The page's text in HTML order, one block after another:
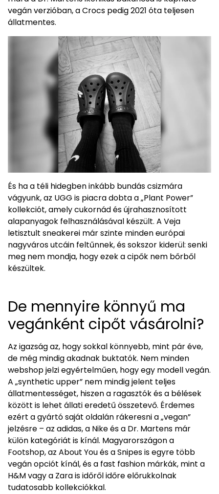
vegán verzióban, a Crocs pedig 2021 óta teljesen
állatmentes.
És ha a téli hidegben inkább bundás csizmára
vágyunk, az UGG is piacra dobta a „Plant Power”
kollekciót, amely cukornád és újrahasznosított
alapanyagok felhasználásával készült. A Veja
letisztult sneakerei már szinte minden európai
nagyváros utcáin feltűnnek, és sokszor kiderül: senki
meg nem mondja, hogy ezek a cipők nem bőrből
készültek.
De mennyire könnyű ma
vegánként cipőt vásárolni?
Az igazság az, hogy sokkal könnyebb, mint pár éve,
de még mindig akadnak buktatók. Nem minden
webshop jelzi egyértelműen, hogy egy modell vegán.
A „synthetic upper” nem mindig jelent teljes
állatmentességet, hiszen a ragasztók és a bélések
között is lehet állati eredetű összetevő. Érdemes
ezért a gyártó saját oldalán rákeresni a „vegan”
jelzésre – az adidas, a Nike és a Dr. Martens már
külön kategóriát is kínál. Magyarországon a
Footshop, az About You és a Snipes is egyre több
vegán opciót kínál, és a fast fashion márkák, mint a
H&M vagy a Zara is időről időre előrukkolnak
tudatosabb kollekciókkal.